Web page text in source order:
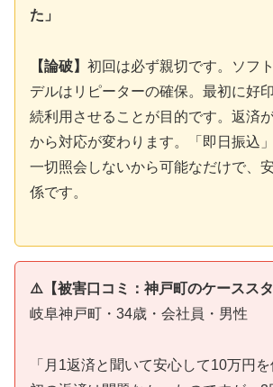
た」
【論破】 初回は必ず親切です。ソフ
デルはリピーターの確保。最初に好
続利用させることが目的です。返済
から対応が変わります。「即日振込
一切照会しないから可能なだけで、
係です。
⚠️【被害口コミ：神戸町のケーススタ
岐阜神戸町・34歳・会社員・男性
「月1返済と聞いて安心して10万円